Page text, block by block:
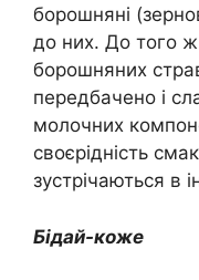
борошняні
до них. До того
борошняних
передбачено і
молочних
своєрідність
зустрічаються в
Бідай-коже